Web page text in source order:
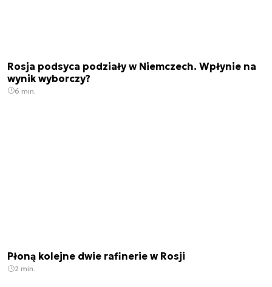
Rosja podsyca podziały w Niemczech. Wpłynie na
wynik wyborczy?
6 min.
Płoną kolejne dwie rafinerie w Rosji
2 min.